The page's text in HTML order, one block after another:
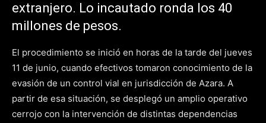
extranjero. Lo incautado ronda los 40
millones de pesos.
El procedimiento se inició en horas de la tarde del jueves
11 de junio, cuando efectivos tomaron conocimiento de la
evasión de un control vial en jurisdicción de Azara. A
partir de esa situación, se desplegó un amplio operativo
cerrojo con la intervención de distintas dependencias